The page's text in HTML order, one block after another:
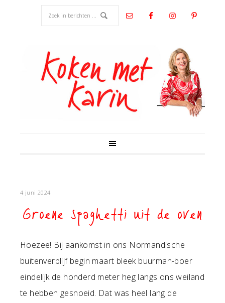
4 juni 2024
Groene spaghetti uit de oven
Hoezee! Bij aankomst in ons Normandische
buitenverblijf begin maart bleek buurman-boer
eindelijk de honderd meter heg langs ons weiland
te hebben gesnoeid. Dat was heel lang de